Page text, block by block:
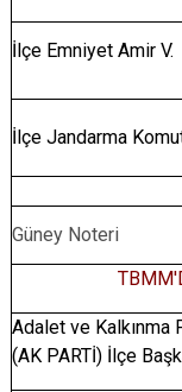
İlçe Emniyet
İlçe Jandarma
Güney
Adalet ve Kalkınma
(AK PARTİ) İlçe